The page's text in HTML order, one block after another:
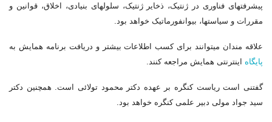
پیشرفت‎های فناوری در ژنتیک، ذخایر ژنتیک، سلول‎های بنیادی، اخلاق، قوانین و
مقررات و سیاست‎ها، بیوانفورماتیک خواهد بود.
علاقه مندان می‎توانند برای کسب اطلاعات بیشتر و دریافت برنامه همایش به
پایگاه
اینترنتی همایش مراجعه کنند.
گفتنی است ریاست کنگره بر عهده دکتر محمود تولائی است. همچنین دکتر
سید جواد مولی دبیر علمی کنگره خواهد بود.